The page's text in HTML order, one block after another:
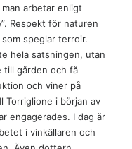
arbetar enligt
Respekt för naturen
speglar terroir.
hela satsningen, utan
till gården och få
och viner på
Torriglione i början av
engagerades. I dag är
i vinkällaren och